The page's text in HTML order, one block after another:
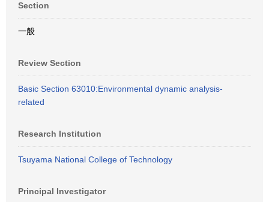
Section
一般
Review Section
Basic Section 63010:Environmental dynamic analysis-
related
Research Institution
Tsuyama National College of Technology
Principal Investigator